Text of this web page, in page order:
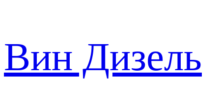
Вин Дизель